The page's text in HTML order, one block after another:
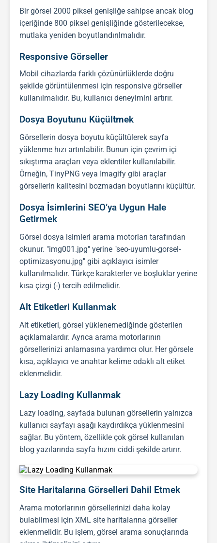
Bir görsel 2000 piksel genişliğe sahipse ancak blog
içeriğinde 800 piksel genişliğinde gösterilecekse,
mutlaka yeniden boyutlandırılmalıdır.
Responsive Görseller
Mobil cihazlarda farklı çözünürlüklerde doğru
şekilde görüntülenmesi için responsive görseller
kullanılmalıdır. Bu, kullanıcı deneyimini artırır.
Dosya Boyutunu Küçültmek
Görsellerin dosya boyutu küçültülerek sayfa
yüklenme hızı artırılabilir. Bunun için çevrim içi
sıkıştırma araçları veya eklentiler kullanılabilir.
Örneğin, TinyPNG veya Imagify gibi araçlar
görsellerin kalitesini bozmadan boyutlarını küçültür.
Dosya İsimlerini SEO’ya Uygun Hale
Getirmek
Görsel dosya isimleri arama motorları tarafından
okunur. "img001.jpg" yerine "seo-uyumlu-gorsel-
optimizasyonu.jpg" gibi açıklayıcı isimler
kullanılmalıdır. Türkçe karakterler ve boşluklar yerine
kısa çizgi (-) tercih edilmelidir.
Alt Etiketleri Kullanmak
Alt etiketleri, görsel yüklenemediğinde gösterilen
açıklamalardır. Ayrıca arama motorlarının
görsellerinizi anlamasına yardımcı olur. Her görsele
kısa, açıklayıcı ve anahtar kelime odaklı alt etiket
eklenmelidir.
Lazy Loading Kullanmak
Lazy loading, sayfada bulunan görsellerin yalnızca
kullanıcı sayfayı aşağı kaydırdıkça yüklenmesini
sağlar. Bu yöntem, özellikle çok görsel kullanılan
blog yazılarında sayfa hızını ciddi şekilde artırır.
Site Haritalarına Görselleri Dahil Etmek
Arama motorlarının görsellerinizi daha kolay
bulabilmesi için XML site haritalarına görseller
eklenmelidir. Bu işlem, görsel arama sonuçlarında